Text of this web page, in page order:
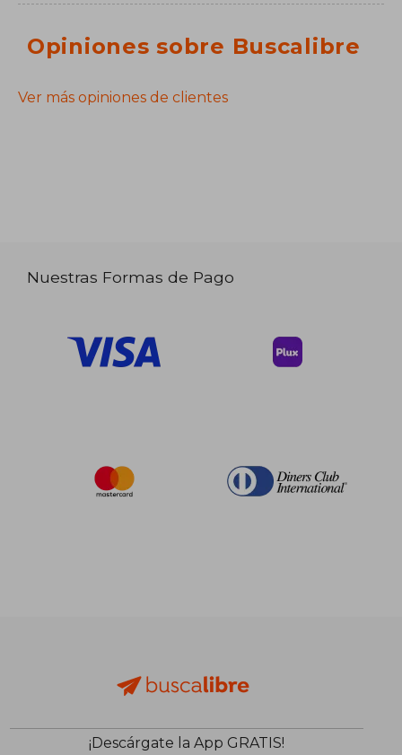
Opiniones sobre Buscalibre
Ver más opiniones de clientes
Nuestras Formas de Pago
¡Descárgate la App GRATIS!